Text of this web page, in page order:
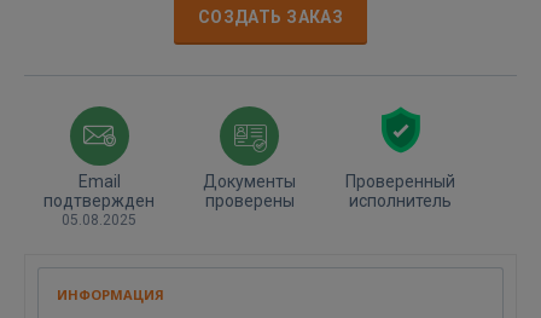
СОЗДАТЬ ЗАКАЗ
Email
подтвержден
05.08.2025
Документы
проверены
Проверенный
исполнитель
ИНФОРМАЦИЯ